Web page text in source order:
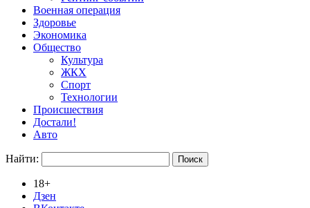
Военная операция
Здоровье
Экономика
Общество
Культура
ЖКХ
Спорт
Технологии
Происшествия
Достали!
Авто
Найти:
18+
Дзен